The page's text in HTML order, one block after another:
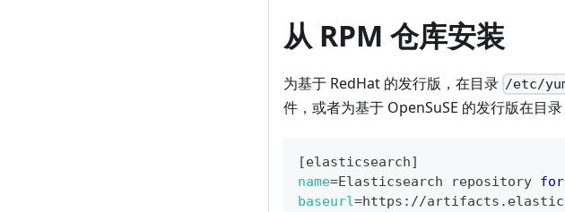
从 RPM 仓库安装
为基于 RedHat 的发行版，在目录 /etc/
件，或者为基于 OpenSuSE 的发行版在目录
[elasticsearch]
name=Elasticsearch repository for
baseurl=https://